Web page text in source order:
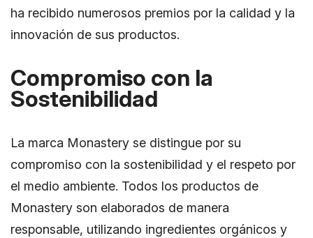
ha recibido numerosos premios por la calidad y la
innovación de sus productos.
Compromiso con la
Sostenibilidad
La marca Monastery se distingue por su
compromiso con la sostenibilidad y el respeto por
el medio ambiente. Todos los productos de
Monastery son elaborados de manera
responsable, utilizando ingredientes orgánicos y